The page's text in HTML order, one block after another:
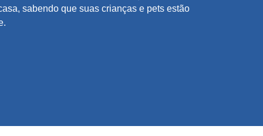
sabendo que suas crianças e pets estão